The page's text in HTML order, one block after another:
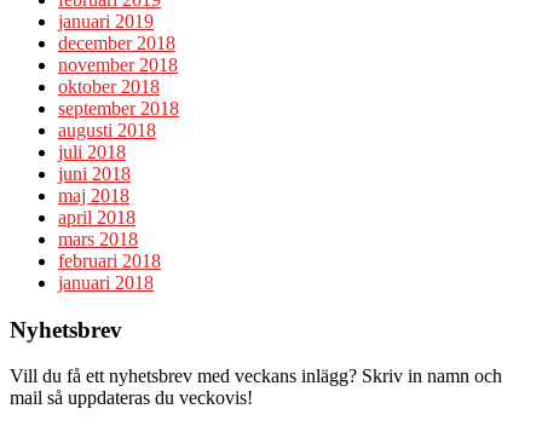
januari 2019
december 2018
november 2018
oktober 2018
september 2018
augusti 2018
juli 2018
juni 2018
maj 2018
april 2018
mars 2018
februari 2018
januari 2018
Nyhetsbrev
Vill du få ett nyhetsbrev med veckans inlägg? Skriv in namn och
mail så uppdateras du veckovis!